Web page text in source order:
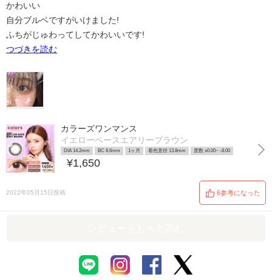
かわいい
自分ブルベですがいけました!
ふちがじゅわってしてかわいいです!
つづきを読む
カラーズワンマンス
イエローベースエアリーブラウン
DIA 14.2mm BC 8.6mm 1ヶ月 着色直径 13.8mm 度数 ±0.00~ -8.00
¥1,650
2022年05月15日投稿 6参考になった